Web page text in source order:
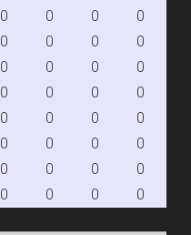
0 0 0 0
0 0 0 0
0 0 0 0
0 0 0 0
0 0 0 0
0 0 0 0
0 0 0 0
0 0 0 0